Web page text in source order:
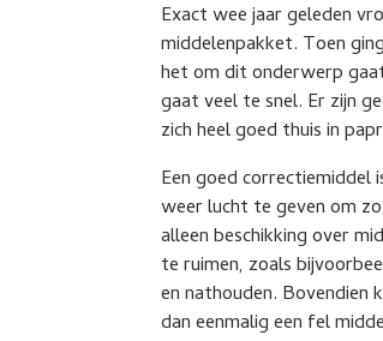
Exact wee jaar geleden
middelenpakket. Toen
het om dit onderwerp
gaat veel te snel. Er zijn
zich heel goed thuis in
Een goed correctiemiddel
weer lucht te geven om
alleen beschikking over
te ruimen, zoals
en nathouden. Bovendien
dan eenmalig een fel